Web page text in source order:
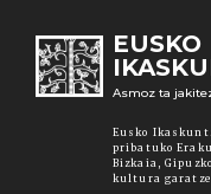
EUSKO
Asmoz ta
Eusko
pribatuko
Bizkaia,
kultura